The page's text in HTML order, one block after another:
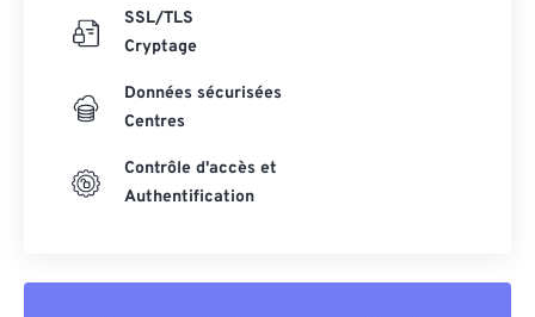
SSL/TLS
Cryptage
Données sécurisées
Centres
Contrôle d'accès et
Authentification